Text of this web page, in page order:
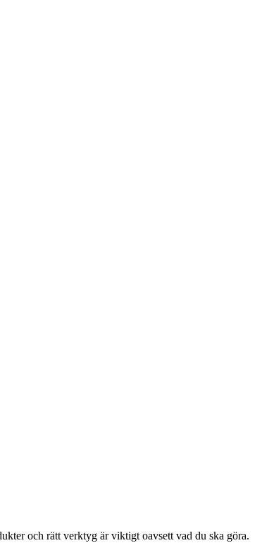
och rätt verktyg är viktigt oavsett vad du ska göra.